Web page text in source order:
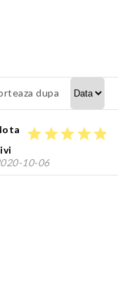
dupa
starstarstarstarstar
10-06